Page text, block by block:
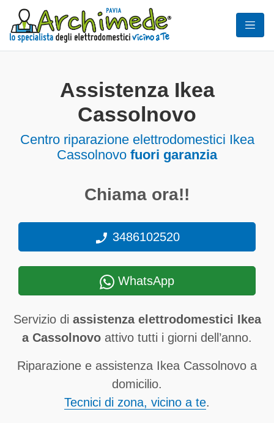
Assistenza Ikea
Cassolnovo
Centro riparazione elettrodomestici Ikea
Cassolnovo fuori garanzia
Chiama ora!!
3486102520
WhatsApp
Servizio di assistenza elettrodomestici Ikea
a Cassolnovo attivo tutti i giorni dell’anno.
Riparazione e assistenza Ikea Cassolnovo a
domicilio.
Tecnici di zona, vicino a te.